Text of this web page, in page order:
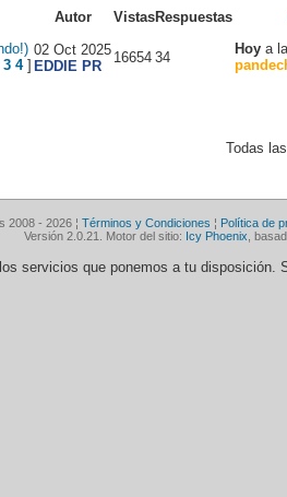
Autor VistasRespuestas
3 4]
02 Oct 2025
EDDIE PR
16654 34
Hoy a
Todas
2008 - 2026 ¦ Términos y Condiciones ¦ Política de
Versión 2.0.21. Motor del sitio: Icy Phoenix ,
servicios que ponemos a tu